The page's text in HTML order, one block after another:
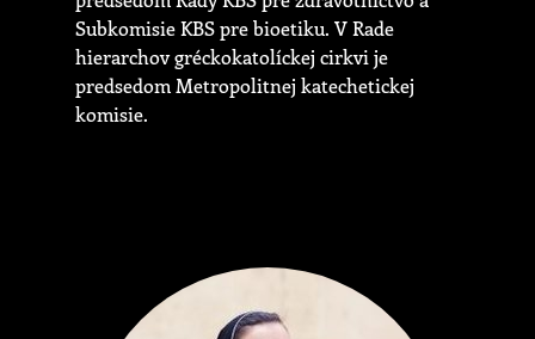
Subkomisie KBS pre bioetiku. V Rade
hierarchov gréckokatolíckej cirkvi je
predsedom Metropolitnej katechetickej
komisie.